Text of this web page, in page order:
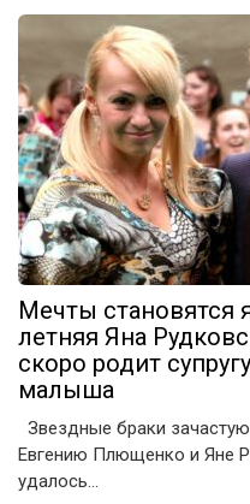
Мечты становятся
летняя Яна
скоро родит
малыша
Звездные браки
Евгению Плющенко и Яне
удалось…